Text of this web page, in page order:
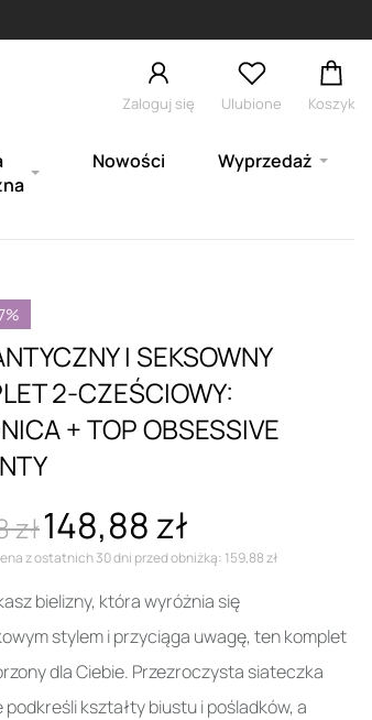
Zaloguj się Ulubione Koszyk
Nowości Wyprzedaż
I SEKSOWNY
2-CZEŚCIOWY:
+ TOP OBSESSIVE
zł148,88 zł
z ostatnich 30 dni przed obniżką: 159,88 zł
bielizny, która wyróżnia się
stylem i przyciąga uwagę, ten komplet
dla Ciebie. Przezroczysta siateczka
podkreśli kształty biustu i pośladków, a